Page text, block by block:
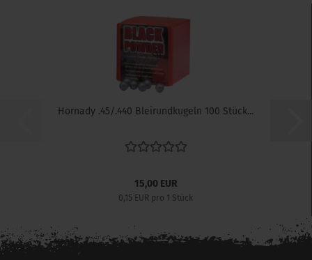
Hornady .45/.440 Bleirundkugeln 100 Stück...
15,00 EUR
0,15 EUR pro 1 Stück